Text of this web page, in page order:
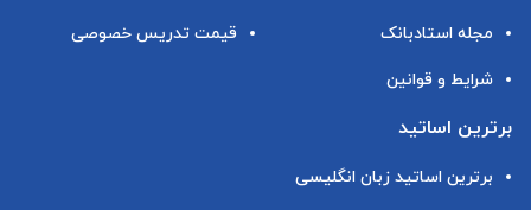
مجله استادبانک
شرایط و قوانین
قیمت تدریس خصوصی
برترین اساتید
برترین اساتید زبان انگلیسی